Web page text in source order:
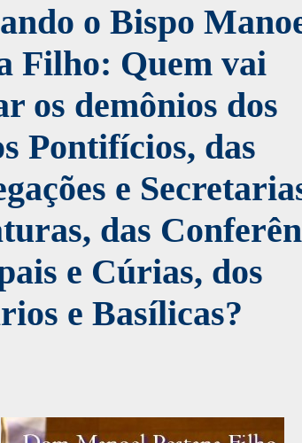
o Bispo
Filho: Quem vai
os demônios dos
Pontifícios, das
e
das
e Cúrias, dos
e Basílicas?